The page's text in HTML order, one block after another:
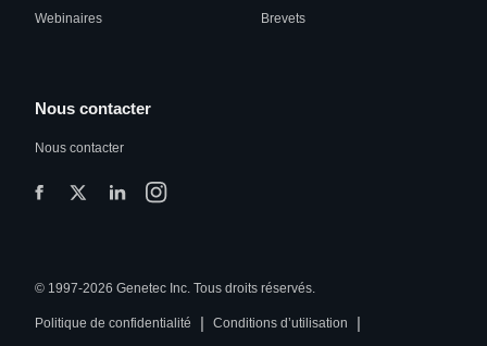
Webinaires Brevets
Nous contacter
Nous contacter
© 1997-2026 Genetec Inc. Tous droits réservés.
Politique de confidentialité | Conditions d’utilisation |